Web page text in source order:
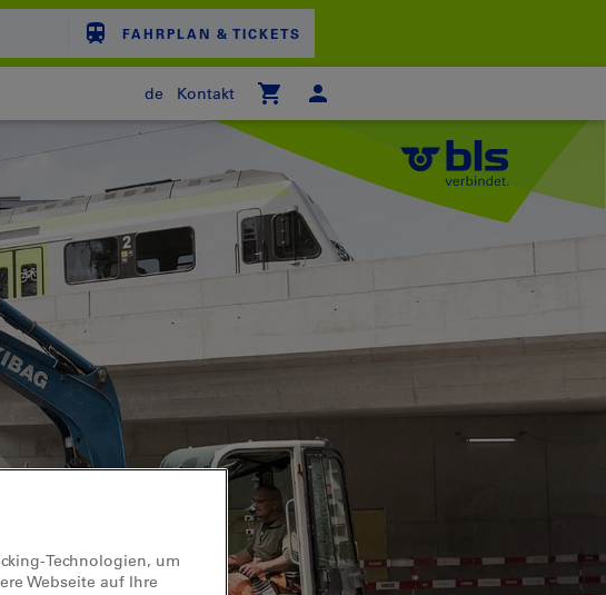
FAHRPLAN & TICKETS
de
Kontakt
ZUM WARENKORB
Technologien, um
Webseite auf Ihre